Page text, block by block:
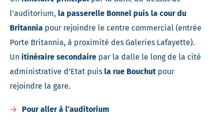
l’auditorium, la passerelle Bonnel puis la cour du
Britannia pour rejoindre le centre commercial (entrée
Porte Britannia, à proximité des Galeries Lafayette).
Un itinéraire secondaire par la dalle le long de la cité
administrative d’Etat puis la rue Bouchutpour
rejoindre la gare.
Pour aller à l’auditorium